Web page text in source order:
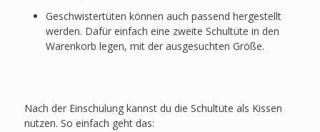
Geschwistertüten können auch passend hergestellt
werden. Dafür einfach eine zweite Schultüte in den
Warenkorb legen, mit der ausgesuchten Größe.
Nach der Einschulung kannst du die Schultüte als Kissen
nutzen. So einfach geht das: